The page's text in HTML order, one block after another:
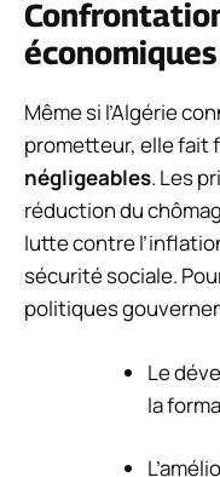
Même si l’Algérie
prometteur, elle fait
négligeables. Les
réduction du
lutte contre
sécurité sociale.
politiques
Le
la